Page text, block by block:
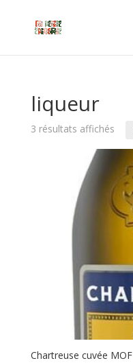
liqueur
3 résultats affichés
Chartreuse cuvée MOF